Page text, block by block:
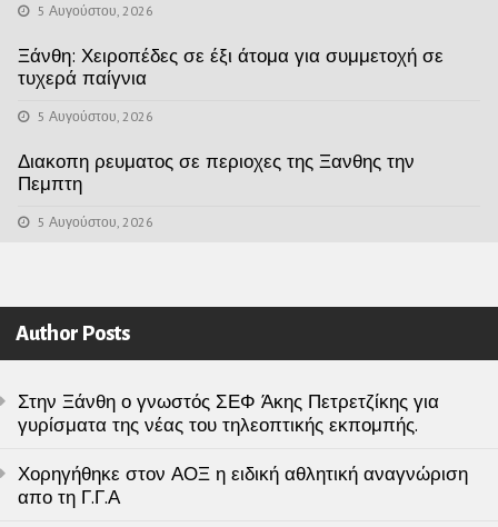
5 Αυγούστου, 2026
Ξάνθη: Χειροπέδες σε έξι άτομα για συμμετοχή σε
τυχερά παίγνια
5 Αυγούστου, 2026
Διακοπη ρευματος σε περιοχες της Ξανθης την
Πεμπτη
5 Αυγούστου, 2026
Author Posts
Στην Ξάνθη ο γνωστός ΣΕΦ Άκης Πετρετζίκης για
γυρίσματα της νέας του τηλεοπτικής εκπομπής.
Χορηγήθηκε στον ΑΟΞ η ειδική αθλητική αναγνώριση
απο τη Γ.Γ.Α